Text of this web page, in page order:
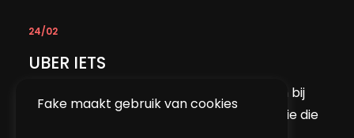
24/02
UBER IETS
Goede middag beste volgelingen, welkom bij
het Fake News van deze week. Kennen jullie die
Fake maakt gebruik van cookies